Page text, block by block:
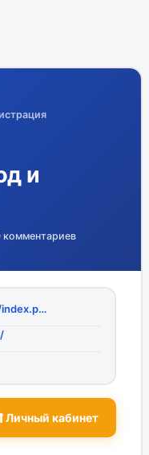
и
комментариев
https://itktemirtau.kz/index.php/ru/
Личный кабинет